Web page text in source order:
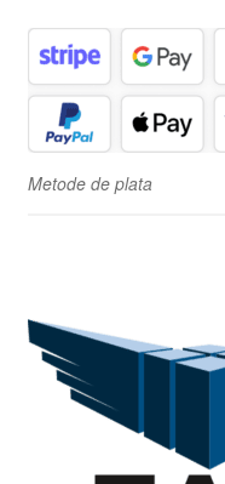
Metode de plata